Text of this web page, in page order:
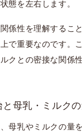
態を左右します。
係性を理解するこ
で重要なのです。
クとの密接な関係
母乳・ミルク
母乳やミルクの量